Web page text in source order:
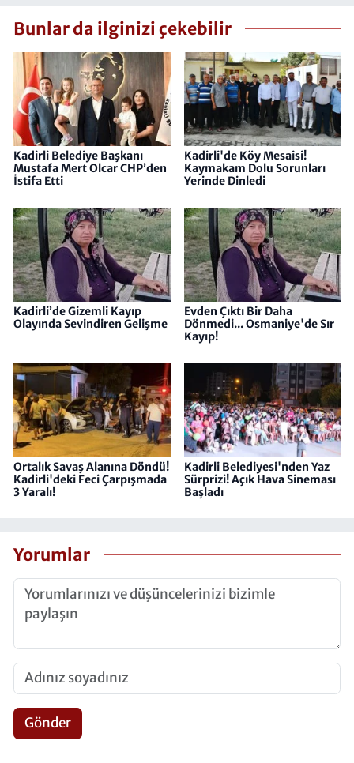
Bunlar da ilginizi çekebilir
Kadirli Belediye Başkanı
Mustafa Mert Olcar CHP’den
İstifa Etti
Kadirli'de Köy Mesaisi!
Kaymakam Dolu Sorunları
Yerinde Dinledi
Kadirli’de Gizemli Kayıp
Olayında Sevindiren Gelişme
Evden Çıktı Bir Daha
Dönmedi... Osmaniye'de Sır
Kayıp!
Ortalık Savaş Alanına Döndü!
Kadirli'deki Feci Çarpışmada
3 Yaralı!
Kadirli Belediyesi'nden Yaz
Sürprizi! Açık Hava Sineması
Başladı
Yorumlar
Gönder